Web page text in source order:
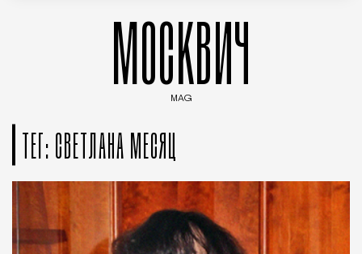
МОСКВИЧ
MAG
ТЕГ: СВЕТЛАНА МЕСЯЦ